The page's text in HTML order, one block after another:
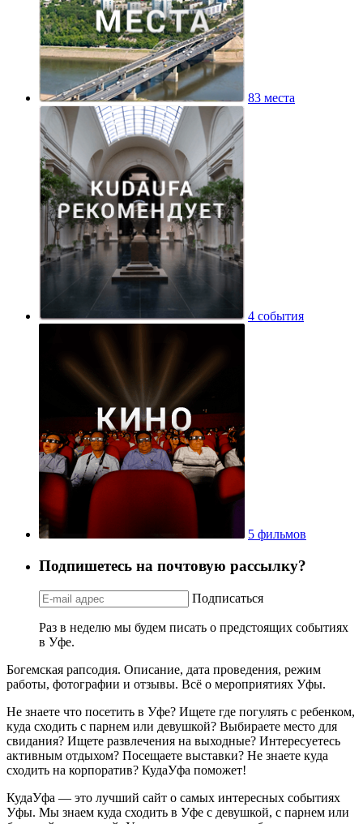
83 места
4 события
5 фильмов
Подпишетесь на почтовую рассылку?
Подписаться
Раз в неделю мы будем писать о предстоящих событиях
в Уфе.
Богемская рапсодия. Описание, дата проведения, режим
работы, фотографии и отзывы. Всё о мероприятиях Уфы.
Не знаете что посетить в Уфе? Ищете где погулять с ребенком,
куда сходить с парнем или девушкой? Выбираете место для
свидания? Ищете развлечения на выходные? Интересуетесь
активным отдыхом? Посещаете выставки? Не знаете куда
сходить на корпоратив? КудаУфа поможет!
КудаУфа — это лучший сайт о самых интересных событиях
Уфы. Мы знаем куда сходить в Уфе с девушкой, с парнем или